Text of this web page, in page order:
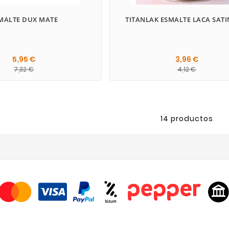
DUX MATE
5,95 €
7,32 €
TITANLAK ESMALTE LACA
3,96 €
4,12 €
14 productos